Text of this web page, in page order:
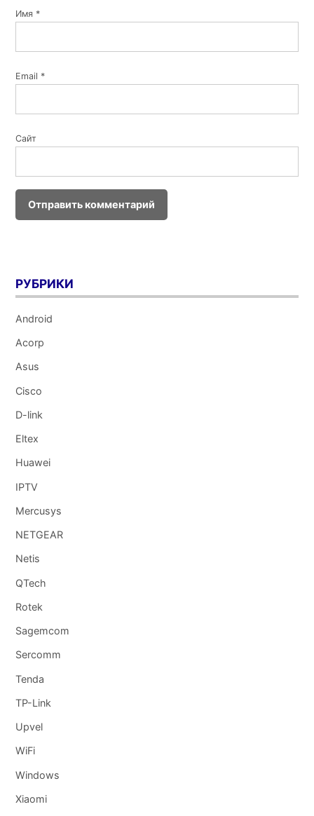
Имя *
Email *
Сайт
РУБРИКИ
Android
Acorp
Asus
Cisco
D-link
Eltex
Huawei
IPTV
Mercusys
NETGEAR
Netis
QTech
Rotek
Sagemcom
Sercomm
Tenda
TP-Link
Upvel
WiFi
Windows
Xiaomi